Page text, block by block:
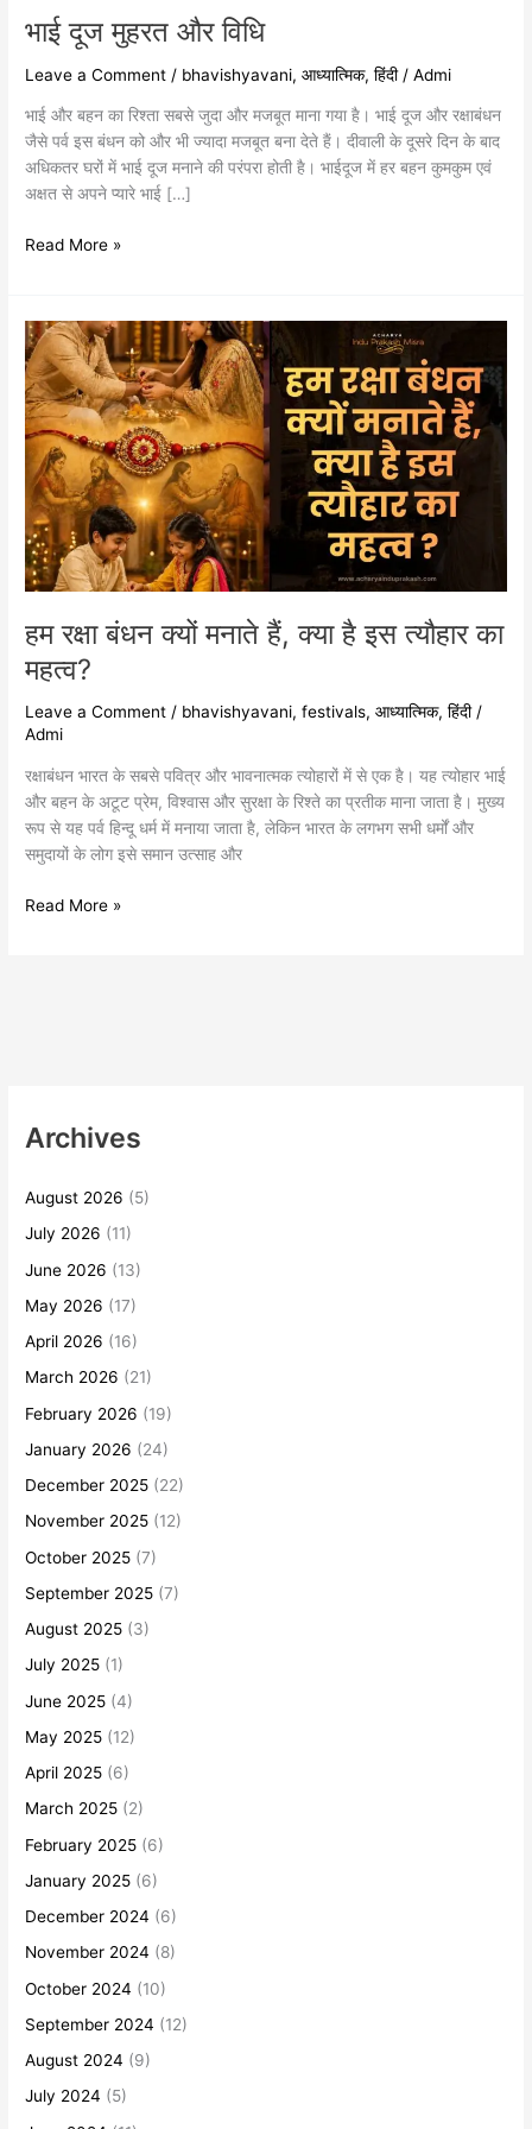
भाई दूज मुहरत और विधि
Leave a Comment / bhavishyavani,आध्यात्मिक,हिंदी/Admi
भाई और बहन का रिश्‍ता सबसे जुदा और मजबूत माना गया है। भाई दूज और रक्षाबंधन
जैसे पर्व इस बंधन को और भी ज्‍यादा मजबूत बना देते हैं। दीवाली के दूसरे दिन के बाद
अधिकतर घरों में भाई दूज मनाने की परंपरा होती है। भाईदूज में हर बहन कुमकुम एवं
अक्षत से अपने प्‍यारे भाई […]
Read More »
हम रक्षा बंधन क्यों मनाते हैं, क्या है इस त्यौहार का
महत्व?
Leave a Comment / bhavishyavani,festivals,आध्यात्मिक,हिंदी/
Admi
रक्षाबंधन भारत के सबसे पवित्र और भावनात्मक त्योहारों में से एक है। यह त्योहार भाई
और बहन के अटूट प्रेम, विश्वास और सुरक्षा के रिश्ते का प्रतीक माना जाता है। मुख्य
रूप से यह पर्व हिन्दू धर्म में मनाया जाता है, लेकिन भारत के लगभग सभी धर्मों और
समुदायों के लोग इसे समान उत्साह और
हम
रक्षा
बंधन
क्यों
मनाते
क्या
है
इस
त्यौहार
का
Read More »
Archives
August 2026 (5)
July 2026 (11)
June 2026 (13)
May 2026 (17)
April 2026 (16)
March 2026 (21)
February 2026 (19)
January 2026 (24)
December 2025 (22)
November 2025 (12)
October 2025 (7)
September 2025 (7)
August 2025 (3)
July 2025 (1)
June 2025 (4)
May 2025 (12)
April 2025 (6)
March 2025 (2)
February 2025 (6)
January 2025 (6)
December 2024 (6)
November 2024 (8)
October 2024 (10)
September 2024 (12)
August 2024 (9)
July 2024 (5)